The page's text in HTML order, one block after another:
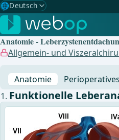
🌐Deutsch
Gewählte Sprache: Deutsch
🇩🇪 Deutsch ✓
🇬🇧English
🇧🇷 Brasilianisch
Anatomie -
Allgemein- und
Anatomie
Funktionelle